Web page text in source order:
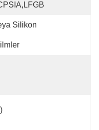
Silikon